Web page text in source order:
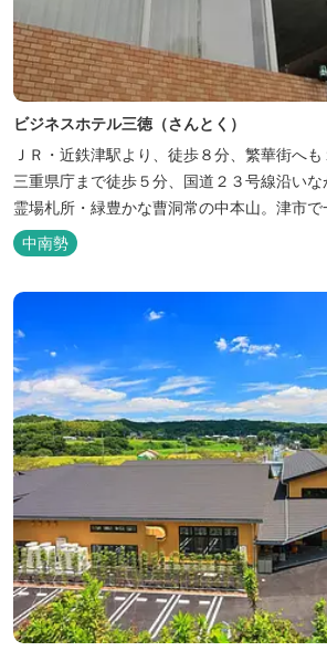
ビジネスホテル三徳（さんとく）
ＪＲ・近鉄津駅より、徒歩８分、繁華街へも
三重県庁まで徒歩５分、国道２３号線沿い
霊場札所・緑豊かな曹洞常の中本山。津市で
る塔世山四天王寺があります。
中南勢